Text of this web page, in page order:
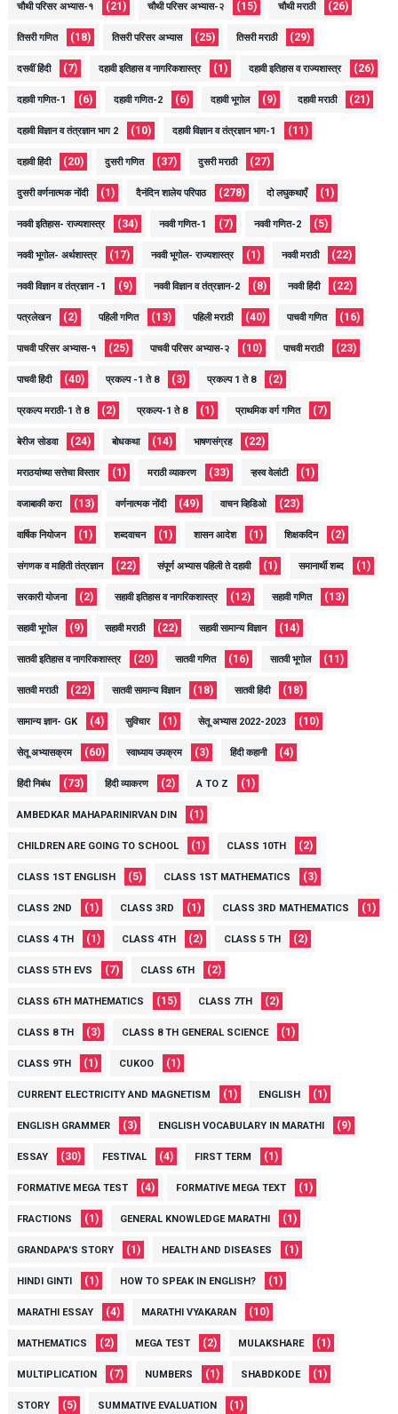
चौथी परिसर अभ्यास-१ (21) चौथी परिसर अभ्यास-२ (15) चौथी मराठी (26)
तिसरी गणित (18) तिसरी परिसर अभ्यास (25) तिसरी मराठी (29)
दसवीं हिंदी (7) दहावी इतिहास व नागरिकशास्त्र (1) दहावी इतिहास व राज्यशास्त्र (26)
दहावी गणित-1 (6) दहावी गणित-2 (6) दहावी भूगोल (9) दहावी मराठी (21)
दहावी विज्ञान व तंत्रज्ञान भाग 2 (10) दहावी विज्ञान व तंत्रज्ञान भाग-1 (11)
दहावी हिंदी (20) दुसरी गणित (37) दुसरी मराठी (27)
दुसरी वर्णनात्मक नोंदी (1) दैनंदिन शालेय परिपाठ (278) दो लघुकथाएँ (1)
नववी इतिहास- राज्यशास्त्र (34) नववी गणित-1 (7) नववी गणित-2 (5)
नववी भूगोल- अर्थशास्त्र (17) नववी भूगोल- राज्यशास्त्र (1) नववी मराठी (22)
नववी विज्ञान व तंत्रज्ञान -1 (9) नववी विज्ञान व तंत्रज्ञान-2 (8) नववी हिंदी (22)
पत्रलेखन (2) पहिली गणित (13) पहिली मराठी (40) पाचवी गणित (16)
पाचवी परिसर अभ्यास-१ (25) पाचवी परिसर अभ्यास-२ (10) पाचवी मराठी (23)
पाचवी हिंदी (40) प्रकल्प -1 ते 8 (3) प्रकल्प 1 ते 8 (2)
प्रकल्प मराठी-1 ते 8 (2) प्रकल्प-1 ते 8 (1) प्राथमिक वर्ग गणित (7)
बेरीज सोडवा (24) बोधकथा (14) भाषणसंग्रह (22)
मराठयांच्या सत्तेचा विस्तार (1) मराठी व्याकरण (33) ऱ्हस्व वेलांटी (1)
वजाबाकी करा (13) वर्णनात्मक नोंदी (49) वाचन व्हिडिओ (23)
वार्षिक नियोजन (1) शब्दवाचन (1) शासन आदेश (1) शिक्षकदिन (2)
संगणक व माहिती तंत्रज्ञान (22) संपूर्ण अभ्यास पहिली ते दहावी (1) समानार्थी शब्द (1)
सरकारी योजना (2) सहावी इतिहास व नागरिकशास्त्र (12) सहावी गणित (13)
सहावी भूगोल (9) सहावी मराठी (22) सहावी सामान्य विज्ञान (14)
सातवी इतिहास व नागरिकशास्त्र (20) सातवी गणित (16) सातवी भूगोल (11)
सातवी मराठी (22) सातवी सामान्य विज्ञान (18) सातवी हिंदी (18)
सामान्य ज्ञान- GK (4) सुविचार (1) सेतू अभ्यास 2022-2023 (10)
सेतू अभ्यासक्रम (60) स्वाध्याय उपक्रम (3) हिंदी कहानी (4)
हिंदी निबंध (73) हिंदी व्याकरण (2) A TO Z (1)
AMBEDKAR MAHAPARINIRVAN DIN (1)
CHILDREN ARE GOING TO SCHOOL (1) CLASS 10TH (2)
CLASS 1ST ENGLISH (5) CLASS 1ST MATHEMATICS (3)
CLASS 2ND (1) CLASS 3RD (1) CLASS 3RD MATHEMATICS (1)
CLASS 4 TH (1) CLASS 4TH (2) CLASS 5 TH (2)
CLASS 5TH EVS (7) CLASS 6TH (2)
CLASS 6TH MATHEMATICS (15) CLASS 7TH (2)
CLASS 8 TH (3) CLASS 8 TH GENERAL SCIENCE (1)
CLASS 9TH (1) CUKOO (1)
CURRENT ELECTRICITY AND MAGNETISM (1) ENGLISH (1)
ENGLISH GRAMMER (3) ENGLISH VOCABULARY IN MARATHI (9)
ESSAY (30) FESTIVAL (4) FIRST TERM (1)
FORMATIVE MEGA TEST (4) FORMATIVE MEGA TEXT (1)
FRACTIONS (1) GENERAL KNOWLEDGE MARATHI (1)
GRANDAPA'S STORY (1) HEALTH AND DISEASES (1)
HINDI GINTI (1) HOW TO SPEAK IN ENGLISH? (1)
MARATHI ESSAY (4) MARATHI VYAKARAN (10)
MATHEMATICS (2) MEGA TEST (2) MULAKSHARE (1)
MULTIPLICATION (7) NUMBERS (1) SHABDKODE (1)
STORY (5) SUMMATIVE EVALUATION (1)